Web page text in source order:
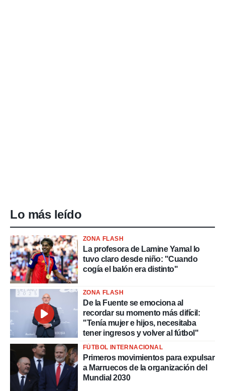
Lo más leído
ZONA FLASH
La profesora de Lamine Yamal lo
tuvo claro desde niño: "Cuando
cogía el balón era distinto"
ZONA FLASH
De la Fuente se emociona al
recordar su momento más difícil:
"Tenía mujer e hijos, necesitaba
tener ingresos y volver al fútbol"
FÚTBOL INTERNACIONAL
Primeros movimientos para expulsar
a Marruecos de la organización del
Mundial 2030